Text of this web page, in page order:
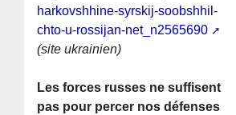
harkovshhine-syrskij-soobshhil-
chto-u-rossijan-net_n2565690
(site ukrainien)
Les forces russes ne suffisent
pas pour percer nos défenses